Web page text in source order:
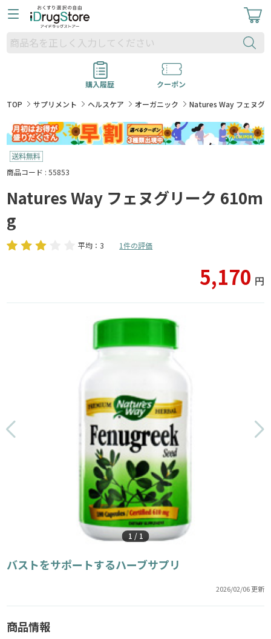
購入履歴
クーポン
TOP
サプリメント ヘルスケア オーガニック Natures Way フェヌグ
商品コード : 55853
Natures Way フェヌグリーク 610m
g
平均：3 1件の評価
5,170 円
1 / 1
バストをサポートするハーブサプリ
2026/02/06 更新
商品情報